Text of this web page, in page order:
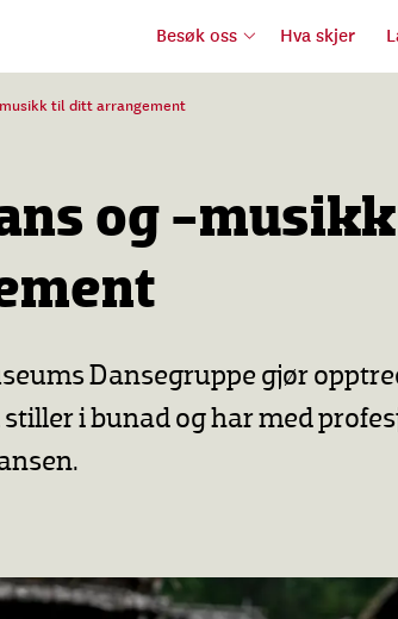
Besøk oss Hva skjer
til ditt arrangement
og -
Dansegruppe gjør
i bunad og har med